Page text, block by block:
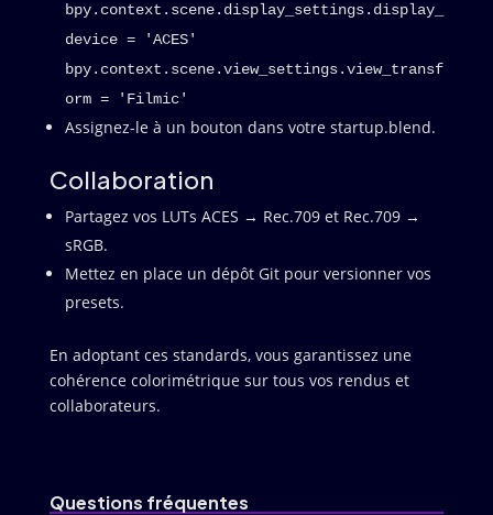
bpy.context.scene.display_settings.display_
device = 'ACES'
bpy.context.scene.view_settings.view_transf
orm = 'Filmic'
Assignez-le à un bouton dans votre startup.blend.
Collaboration
Partagez vos LUTs ACES → Rec.709 et Rec.709 →
sRGB.
Mettez en place un dépôt Git pour versionner vos
presets.
En adoptant ces standards, vous garantissez une
cohérence colorimétrique sur tous vos rendus et
collaborateurs.
Questions fréquentes